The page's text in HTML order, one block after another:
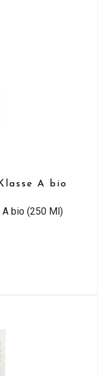
A bio
A bio (250 Ml)